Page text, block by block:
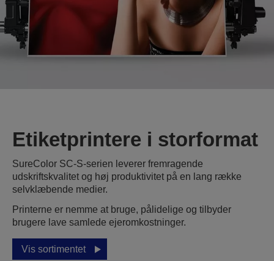
Etiketprintere i storformat
SureColor SC-S-serien leverer fremragende
udskriftskvalitet og høj produktivitet på en lang række
selvklæbende medier.
Printerne er nemme at bruge, pålidelige og tilbyder
brugere lave samlede ejeromkostninger.
Vis sortimentet